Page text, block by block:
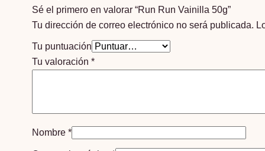
Sé el primero en valorar “Run Run Vainilla 50g”
Tu dirección de correo electrónico no será publicada.
Tu puntuación
Tu valoración *
Nombre *